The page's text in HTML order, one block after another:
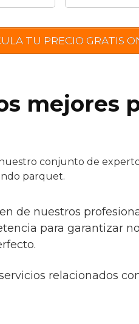
TU PRECIO GRATIS
mejores
conjunto de
parquet.
de nuestros
para garantizar
relacionados